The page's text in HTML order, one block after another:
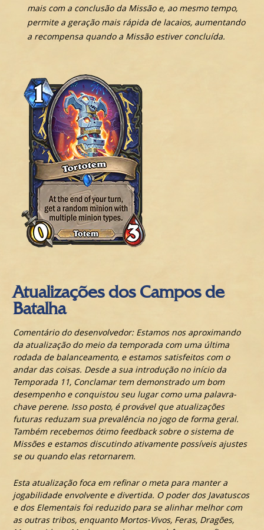
mais com a conclusão da Missão e, ao mesmo tempo,
permite a geração mais rápida de lacaios, aumentando
a recompensa quando a Missão estiver concluída.
Atualizações dos Campos de
Batalha
Comentário do desenvolvedor: Estamos nos aproximando
da atualização do meio da temporada com uma última
rodada de balanceamento, e estamos satisfeitos com o
andar das coisas. Desde a sua introdução no início da
Temporada 11, Conclamar tem demonstrado um bom
desempenho e conquistou seu lugar como uma palavra-
chave perene. Isso posto, é provável que atualizações
futuras reduzam sua prevalência no jogo de forma geral.
Também recebemos ótimo feedback sobre o sistema de
Missões e estamos discutindo ativamente possíveis ajustes
se ou quando elas retornarem.
Esta atualização foca em refinar o meta para manter a
jogabilidade envolvente e divertida. O poder dos Javatuscos
e dos Elementais foi reduzido para se alinhar melhor com
as outras tribos, enquanto Mortos-Vivos, Feras, Dragões,